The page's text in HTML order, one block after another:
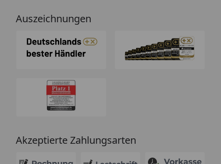
Auszeichnungen
Akzeptierte Zahlungsarten